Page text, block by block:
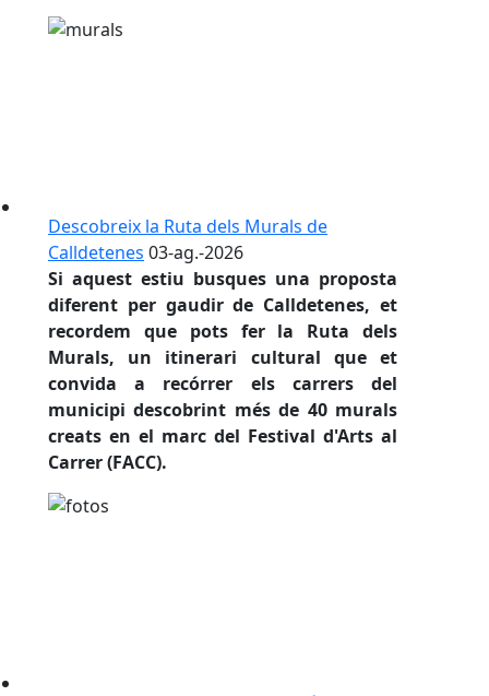
Descobreix la Ruta dels Murals de
Calldetenes 03-ag.-2026
Si aquest estiu busques una proposta
diferent per gaudir de Calldetenes, et
recordem que pots fer la Ruta dels
Murals, un itinerari cultural que et
convida a recórrer els carrers del
municipi descobrint més de 40 murals
creats en el marc del Festival d'Arts al
Carrer (FACC).